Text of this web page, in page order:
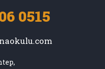
0515